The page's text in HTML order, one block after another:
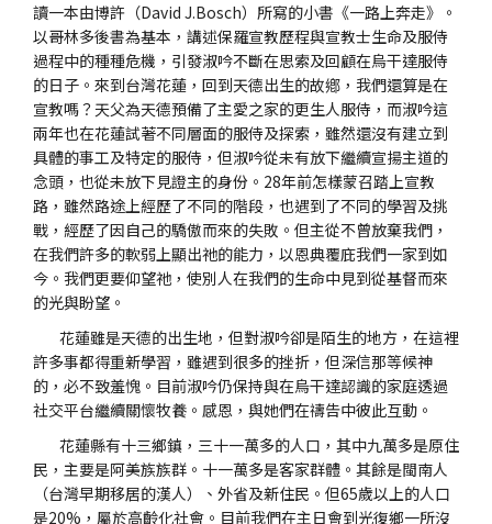
讀一本由博許（David J.Bosch）所寫的小書《一路上奔走》。
以哥林多後書為基本，講述保羅宣教歷程與宣教士生命及服侍
過程中的種種危機，引發淑吟不斷在思索及回顧在烏干達服侍
的日子。來到台灣花蓮，回到天德出生的故鄕，我們還算是在
宣教嗎？天父為天德預備了主愛之家的更生人服侍，而淑吟這
兩年也在花蓮試著不同層面的服侍及探索，雖然還沒有建立到
具體的事工及特定的服侍，但淑吟從未有放下繼續宣揚主道的
念頭，也從未放下見證主的身份。28年前怎樣蒙召踏上宣教
路，雖然路途上經歷了不同的階段，也遇到了不同的學習及挑
戰，經歷了因自己的驕傲而來的失敗。但主從不曾放棄我們，
在我們許多的軟弱上顯出祂的能力，以恩典覆庇我們一家到如
今。我們更要仰望祂，使別人在我們的生命中見到從基督而來
的光與盼望。
花蓮雖是天德的出生地，但對淑吟卻是陌生的地方，在這裡
許多事都得重新學習，雖遇到很多的挫折，但深信那等候神
的，必不致羞愧。目前淑吟仍保持與在烏干達認識的家庭透過
社交平台繼續關懷牧養。感恩，與她們在禱告中彼此互動。
花蓮縣有十三鄉鎮，三十一萬多的人口，其中九萬多是原住
民，主要是阿美族族群。十一萬多是客家群體。其餘是閩南人
（台灣早期移居的漢人）、外省及新住民。但65歲以上的人口
是20%，屬於高齡化社會。目前我們在主日會到光復鄉一所沒